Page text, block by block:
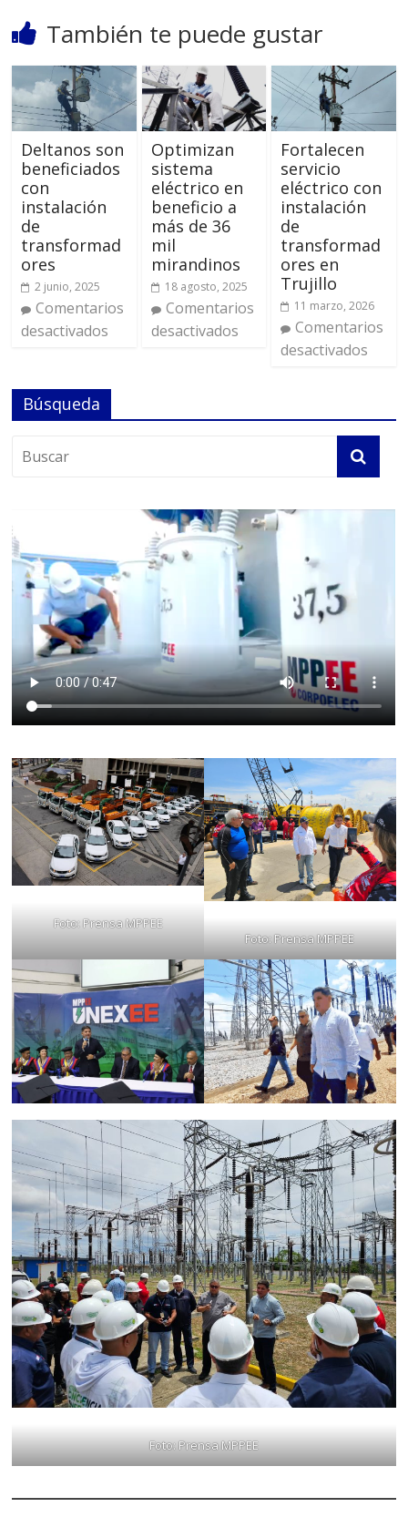
También te puede gustar
Deltanos son
beneficiados
con
instalación
de
transformad
ores
2 junio, 2025
Comentarios
desactivados
Optimizan
sistema
eléctrico en
beneficio a
más de 36
mil
mirandinos
18 agosto, 2025
Comentarios
desactivados
Fortalecen
servicio
eléctrico con
instalación
de
transformad
ores en
Trujillo
11 marzo, 2026
Comentarios
desactivados
Búsqueda
Foto: Prensa MPPEE
Foto: Prensa MPPEE
Foto: Prensa MPPEE